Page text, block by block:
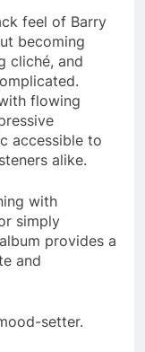
feel of Barry
becoming
cliché, and
flowing
accessible to
alike.
with
simply
provides a
and
setter.